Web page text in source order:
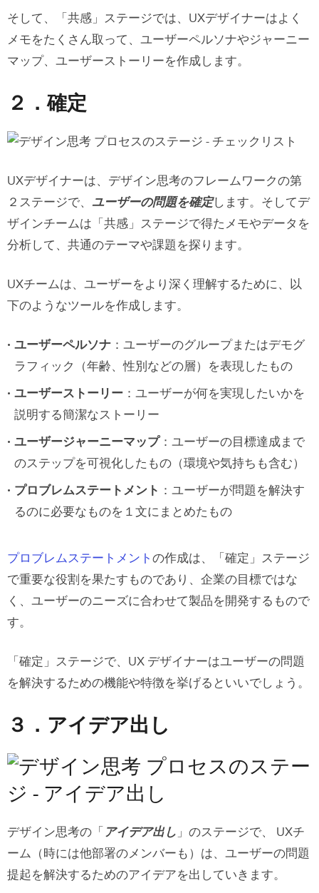
そして、「共感」ステージでは、UXデザイナーはよく
メモをたくさん取って、ユーザーペルソナやジャーニー
マップ、ユーザーストーリーを作成します。
２．確定
UXデザイナーは、デザイン思考のフレームワークの第
２ステージで、 ユーザーの問題を確定します。そしてデ
ザインチームは「共感」ステージで得たメモやデータを
分析して、共通のテーマや課題を探ります。
UXチームは、ユーザーをより深く理解するために、以
下のようなツールを作成します。
ユーザーペルソナ ：ユーザーのグループまたはデモグ
ラフィック（年齢、性別などの層）を表現したもの
ユーザーストーリー ：ユーザーが何を実現したいかを
説明する簡潔なストーリー
ユーザージャーニーマップ：ユーザーの目標達成まで
のステップを可視化したもの（環境や気持ちも含む）
プロブレムステートメント ：ユーザーが問題を解決す
るのに必要なものを１文にまとめたもの
プロブレムステートメント の作成は、「確定」ステージ
で重要な役割を果たすものであり、企業の目標ではな
く、ユーザーのニーズに合わせて製品を開発するもので
す。
「確定」ステージで、UX デザイナーはユーザーの問題
を解決するための機能や特徴を挙げるといいでしょう。
３．アイデア出し
デザイン思考の「 アイデア出し 」のステージで、 UXチ
ーム（時には他部署のメンバーも）は、ユーザーの問題
提起を解決するためのアイデアを出していきます。